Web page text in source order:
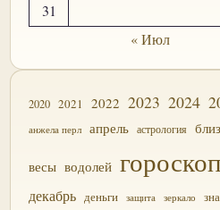
31
« Июл
2020 2021 2022 2023 2024
анжела перл апрель астрология
весы водолей гороскоп
декабрь деньги защита зеркало